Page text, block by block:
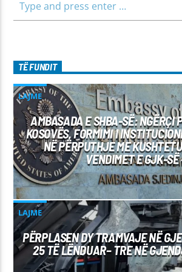
TË FUNDIT
LAJME
AMBASADA E SHBA-SË: NGËRÇI
KOSOVËS, FORMIMI I
NË PËRPUTHJE ME
VENDIMET E GJK-SË
LAJME
PËRPLASEN DY TRAMVAJE NË
25 TË LËNDUAR– TRE NË